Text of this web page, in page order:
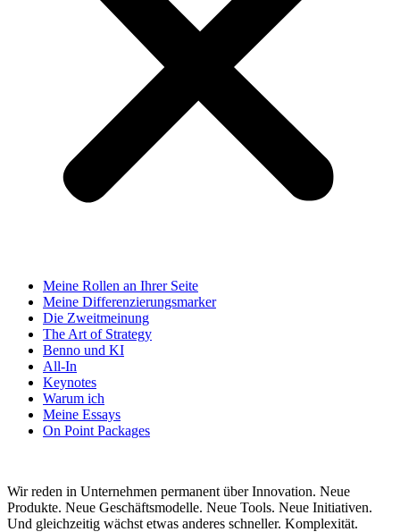
Meine Rollen an Ihrer Seite
Meine Differenzierungsmarker
Die Zweitmeinung
The Art of Strategy
Benno und KI
All-In
Keynotes
Warum ich
Meine Essays
On Point Packages
Wir reden in Unternehmen permanent über Innovation. Neue
Produkte. Neue Geschäftsmodelle. Neue Tools. Neue Initiativen.
Und gleichzeitig wächst etwas anderes schneller. Komplexität.